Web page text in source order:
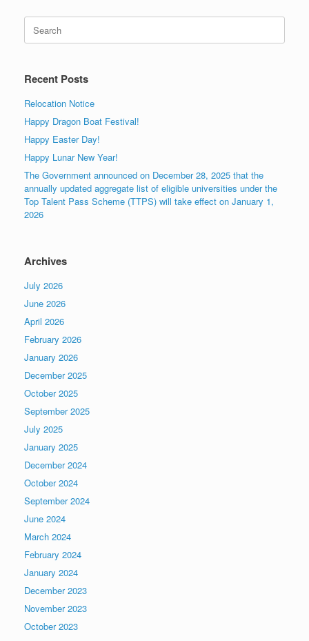
for:
Recent Posts
Relocation Notice
Happy Dragon Boat Festival!
Happy Easter Day!
Happy Lunar New Year!
The Government announced on December 28, 2025 that the
annually updated aggregate list of eligible universities under the
Top Talent Pass Scheme (TTPS) will take effect on January 1,
2026
Archives
July 2026
June 2026
April 2026
February 2026
January 2026
December 2025
October 2025
September 2025
July 2025
January 2025
December 2024
October 2024
September 2024
June 2024
March 2024
February 2024
January 2024
December 2023
November 2023
October 2023